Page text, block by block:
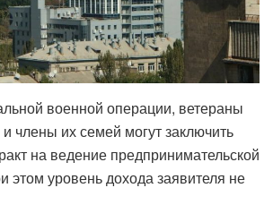
военной операции, ветераны
члены их семей могут заключить
на ведение предпринимательской
этом уровень дохода заявителя не